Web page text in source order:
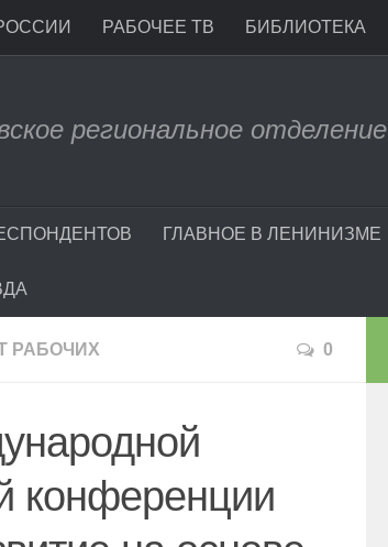
РАБОЧЕЕ ТВ БИБЛИОТЕКА
региональное отделение
ГЛАВНОЕ В ЛЕНИНИЗМЕ
РАБОЧИХ 0
конференции